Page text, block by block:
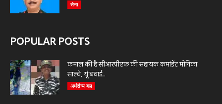
सेना
POPULAR POSTS
कमाल की है सीआरपीएफ की सहायक कमांडेंट मोनिका
साल्वे, यूं बचाई...
अर्धसैन्य बल